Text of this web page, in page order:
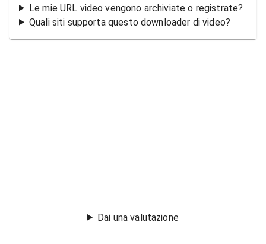
Le mie URL video vengono archiviate o registrate?
Quali siti supporta questo downloader di video?
Dai una valutazione